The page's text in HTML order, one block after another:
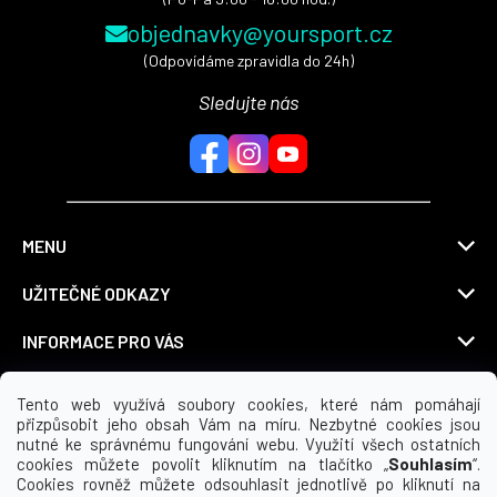
Tento web využívá soubory cookies, které nám pomáhají
přizpůsobit jeho obsah Vám na míru. Nezbytné cookies jsou
nutné ke správnému fungování webu. Využití všech ostatních
cookies můžete povolit kliknutím na tlačítko „Souhlasím“.
Cookies rovněž můžete odsouhlasit jednotlivě po kliknutí na
i
s
objednavky@yoursport.cz
(Odpovídáme zpravidla do 24h)
Sledujte nás
MENU
UŽITEČNÉ ODKAZY
INFORMACE PRO VÁS
Možnosti dopravy